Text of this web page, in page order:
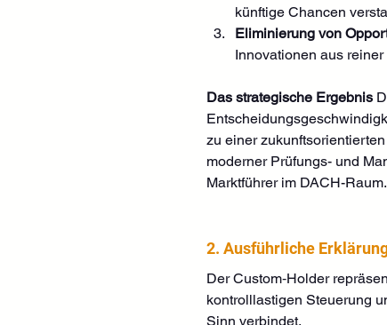
künftige Chancen
Eliminierung von
Innovationen aus
Das strategische Ergebnis
zu einer
moderner Prüfungs- und
Marktführer im DACH-Raum.
2. Ausführliche
Der Custom‑Holder
kontrolllastigen Steuerung
Sinn verbindet.